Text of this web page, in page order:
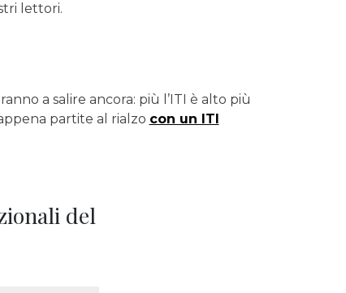
lettori.
a salire ancora: più l’ITI è alto più
partite al rialzo con un ITI
del